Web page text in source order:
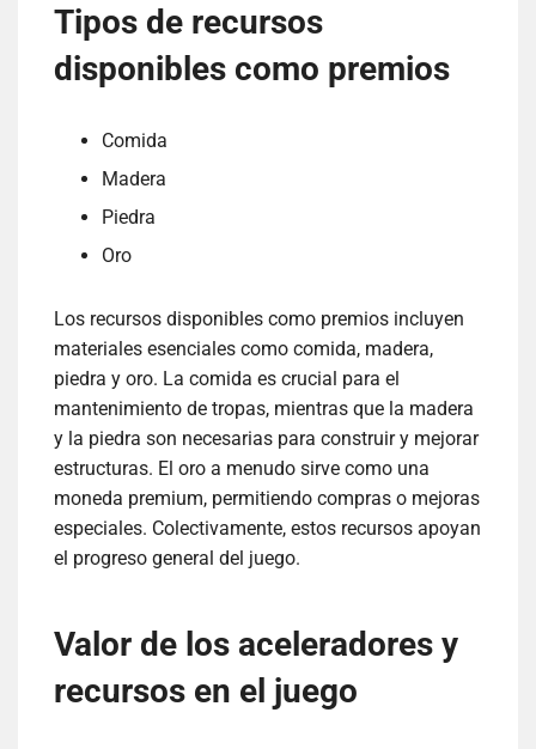
Tipos de recursos
disponibles como premios
Comida
Madera
Piedra
Oro
Los recursos disponibles como premios incluyen
materiales esenciales como comida, madera,
piedra y oro. La comida es crucial para el
mantenimiento de tropas, mientras que la madera
y la piedra son necesarias para construir y mejorar
estructuras. El oro a menudo sirve como una
moneda premium, permitiendo compras o mejoras
especiales. Colectivamente, estos recursos apoyan
el progreso general del juego.
Valor de los aceleradores y
recursos en el juego